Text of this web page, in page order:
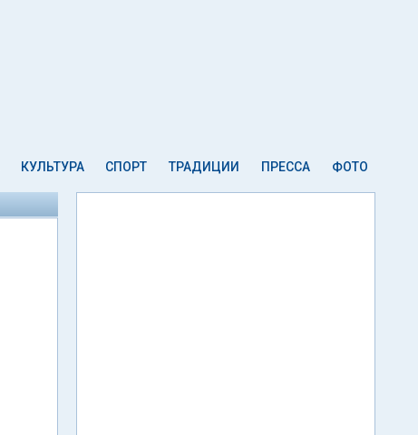
КУЛЬТУРА СПОРТ ТРАДИЦИИ ПРЕССА ФОТО